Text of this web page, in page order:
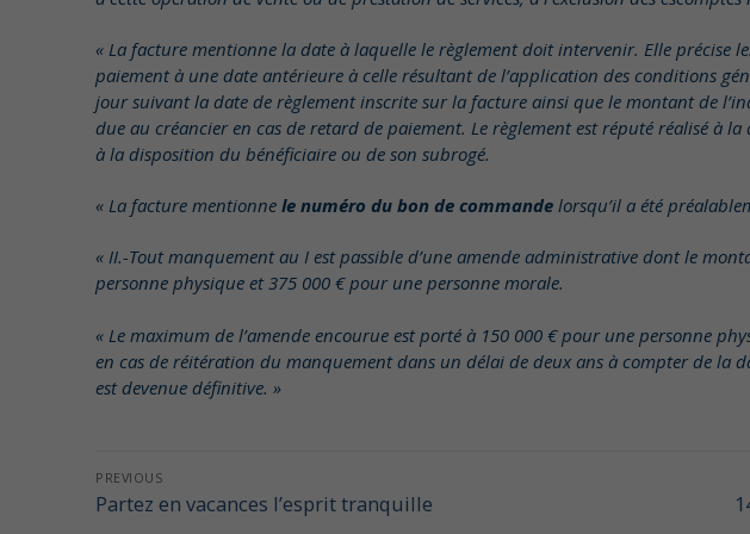
« La facture mentionne la date à laquelle le règlement doit intervenir. Elle précise
paiement à une date antérieure à celle résultant de l’application des conditions
jour suivant la date de règlement inscrite sur la facture ainsi que le montant de
due au créancier en cas de retard de paiement. Le règlement est réputé réalisé à
à la disposition du bénéficiaire ou de son subrogé.
« La facture mentionne le numéro du bon de commande lorsqu’il a été
« II.-Tout manquement au I est passible d’une amende administrative dont le
personne physique et 375 000 € pour une personne morale.
« Le maximum de l’amende encourue est porté à 150 000 € pour une personne
en cas de réitération du manquement dans un délai de deux ans à compter de la
est devenue définitive. »
Navigation
de
PREVIOUS
Previous
Partez en vacances l’esprit tranquille